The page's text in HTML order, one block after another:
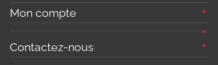
Mon compte
Contactez-nous